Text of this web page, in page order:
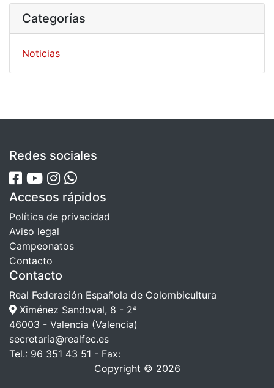
Categorías
Noticias
Redes sociales
Accesos rápidos
Política de privacidad
Aviso legal
Campeonatos
Contacto
Contacto
Real Federación Española de Colombicultura
Ximénez Sandoval, 8 - 2ª
46003 - Valencia (Valencia)
secretaria@realfec.es
Tel.: 96 351 43 51 - Fax:
Copyright © 2026